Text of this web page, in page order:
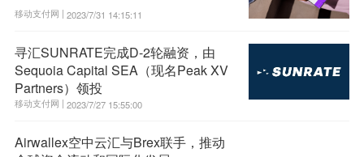
移动支付网 | 2023/7/31 14:15:11
寻汇SUNRATE完成D-2轮融资，由
Sequoia Capital SEA（现名Peak XV
Partners）领投
移动支付网 | 2023/7/27 15:55:00
Airwallex空中云汇与Brex联手，推动